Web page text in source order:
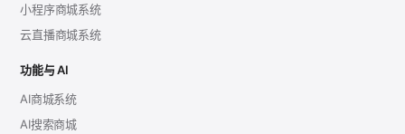
小程序商城系统
云直播商城系统
功能与 AI
AI商城系统
AI搜索商城